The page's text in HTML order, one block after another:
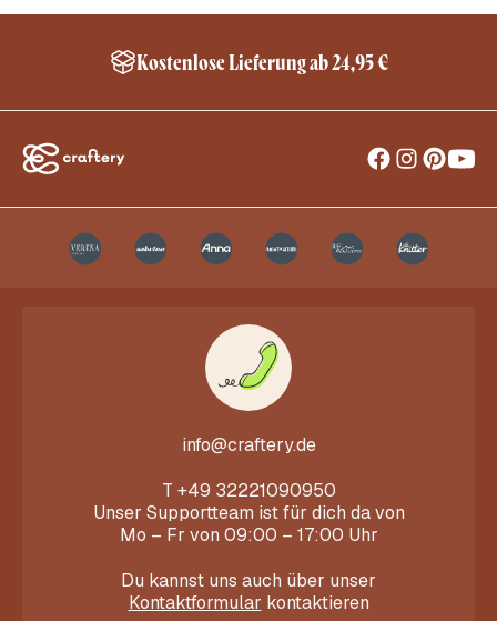
Kostenlose Lieferung ab 24,95 €
info@craftery.de
T +49 32221090950
Unser Supportteam ist für dich da von
Mo – Fr von 09:00 – 17:00 Uhr
Du kannst uns auch über unser
Kontaktformular kontaktieren